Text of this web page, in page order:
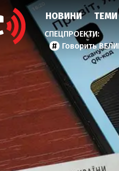
НОВИНИ ТЕМИ
Говорить